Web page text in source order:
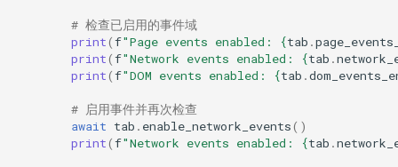
# 检查已启用的事件域
print(f"Page events enabled: {tab .
print(f"Network events enabled: {tab .
print(f"DOM events enabled: {tab .
# 启用事件并再次检查
await tab . enable_network_events()
print(f"Network events enabled: {tab .